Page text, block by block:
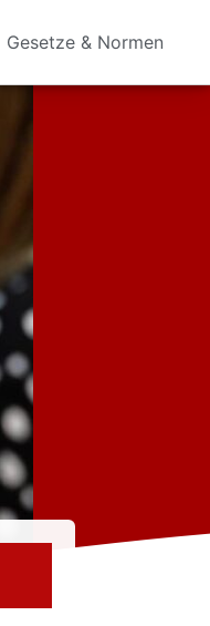
Gesetze & Normen